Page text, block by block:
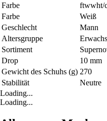
Farbe
ftwwht/
Farbe
Weiß
Geschlecht
Mann
Altersgruppe
Sortiment
Drop
10 mm
Gewicht des Schuhs (g) 270
Stabilität
Neutre
Loading...
Loading...